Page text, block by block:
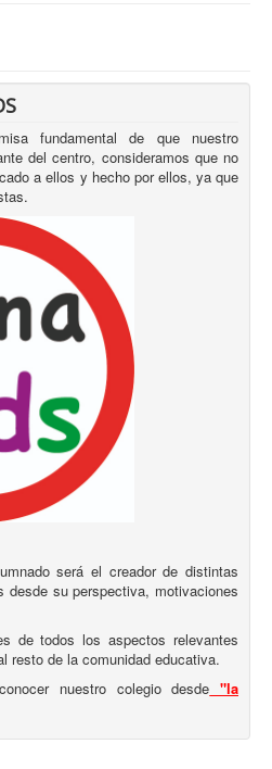
(REA DUA)
ESTADO POR LA IGUALDAD
COMPETENCIA DIGITAL
fundamental de que nuestro
del centro, consideramos que no
a ellos y hecho por ellos, ya que
será el creador de distintas
su perspectiva, motivaciones
de todos los aspectos relevantes
resto de la comunidad educativa.
nuestro colegio desde "la